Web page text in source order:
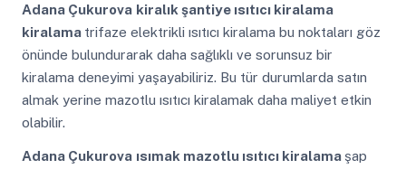
Adana Çukurova kiralık şantiye ısıtıcı kiralama
kiralama trifaze elektrikli ısıtıcı kiralama bu noktaları göz
önünde bulundurarak daha sağlıklı ve sorunsuz bir
kiralama deneyimi yaşayabiliriz. Bu tür durumlarda satın
almak yerine mazotlu ısıtıcı kiralamak daha maliyet etkin
olabilir.
Adana Çukurova ısımak mazotlu ısıtıcı kiralama şap